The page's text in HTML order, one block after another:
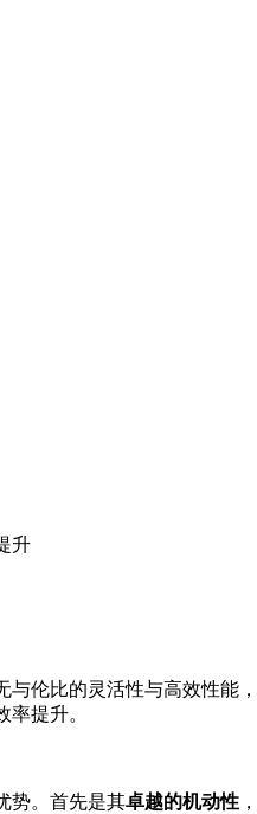
升
伦比的灵活性与高效性
提升。
势。首先是其卓越的机动性